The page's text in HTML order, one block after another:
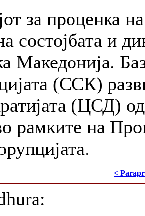
за проценка
состојбата и
Македонија.
(ССК)
(ЦСД)
на
<